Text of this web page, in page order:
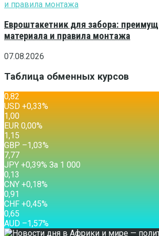
Евроштакетник для забора:
материала и правила монтажа
07.08.2026
Таблица обменных курсов
0,82
USD +0,33%
1,00
EUR 0,00%
1,15
GBP –1,03%
7,77
JPY +0,39% За 1 000
0,13
CNY +0,18%
0,91
CHF +0,45%
0,65
AUD –1,57%